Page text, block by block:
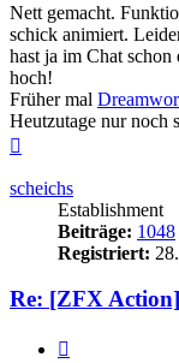
Nett gemacht.
schick animiert.
hast ja im Chat
hoch!
Früher mal
Heutzutage nur noch
scheichs
Establishment
Beiträge: 1048
Registriert:
Re: [ZFX